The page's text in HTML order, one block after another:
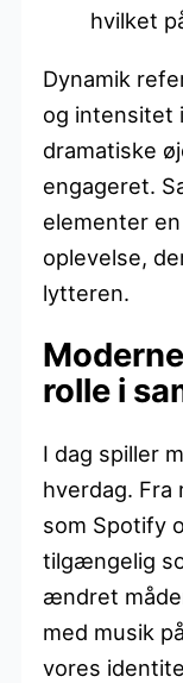
hvilket
Dynamik
og intensitet
dramatiske
engageret.
elementer
oplevelse,
lytteren.
rolle i
I dag spiller
hverdag.
som Spotify
tilgængelig
ændret
med musik
vores